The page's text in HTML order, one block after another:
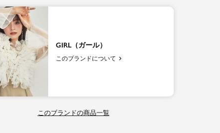
GIRL（ガール）
このブランドについて
このブランドの商品一覧